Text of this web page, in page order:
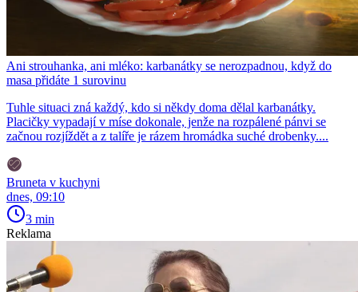
Ani strouhanka, ani mléko: karbanátky se nerozpadnou, když do
masa přidáte 1 surovinu
Tuhle situaci zná každý, kdo si někdy doma dělal karbanátky.
Placičky vypadají v míse dokonale, jenže na rozpálené pánvi se
začnou rozjíždět a z talíře je rázem hromádka suché drobenky....
Bruneta v kuchyni
dnes, 09:10
3 min
Reklama